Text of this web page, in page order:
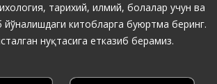
тарихий, илмий, болалар учун ва
китобларга буюртма беринг.
нуқтасига етказиб берамиз.